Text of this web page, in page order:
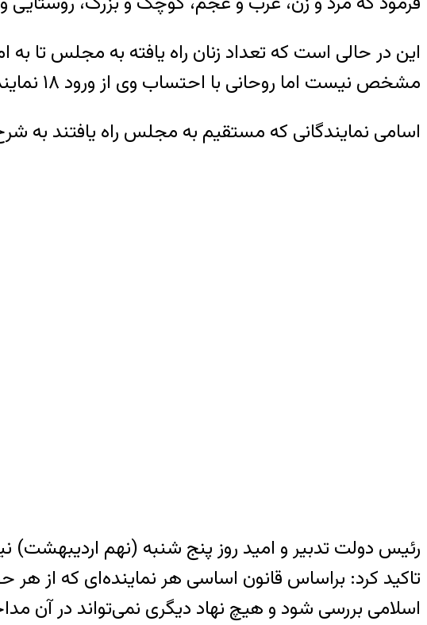
مشخص نیست اما روحانی با احتساب وی از ورود ۱۸ نماینده زن به مجلس خبر داد.
اسامی نمایندگانی که مستقیم به مجلس راه یافتند به
رئیس دولت تدبیر و امید روز پنج شنبه (نهم اردیبهشت)
تاکید کرد: براساس قانون اساسی هر نماینده‌ای که از هر
اسلامی بررسی شود و هیچ نهاد دیگری نمی‌تواند در آن